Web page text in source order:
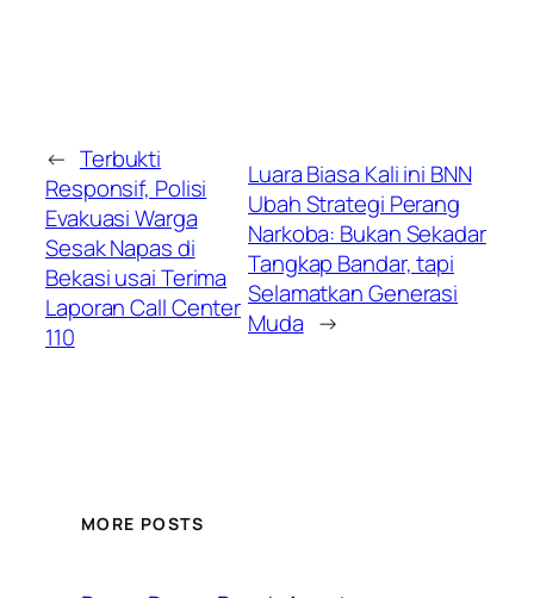
← Terbukti
Responsif, Polisi
Evakuasi Warga
Sesak Napas di
Bekasi usai Terima
Laporan Call Center
110
Luara Biasa Kali ini BNN
Ubah Strategi Perang
Narkoba: Bukan Sekadar
Tangkap Bandar, tapi
Selamatkan Generasi
Muda →
MORE POSTS